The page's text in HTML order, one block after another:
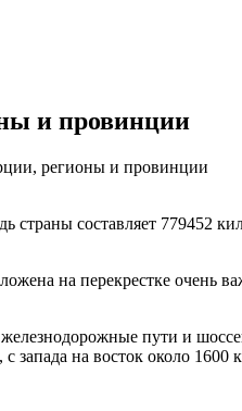
и провинции
регионы и провинции
составляет 779452
на перекрестке
пути и
запада на восток около 1600